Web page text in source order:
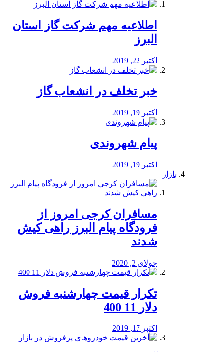
️اطلاعیه مهم شرکت گاز استان
البرز
اکتبر 22, 2019
خبر تخلف در انشعاب گاز
اکتبر 19, 2019
پیام شهروندی
اکتبر 19, 2019
بازار
مسافران کرجی امروز از
فرودگاه پیام البرز راهی کیش
شدند
جولای 2, 2020
تکرار قیمت چهارشنبه فروش
دلار 11 400
اکتبر 17, 2019